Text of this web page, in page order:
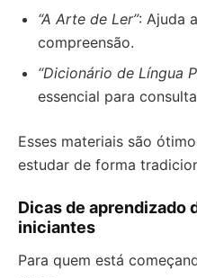
“A Arte de Ler”: Ajuda
compreensão.
“Dicionário de Língua
essencial para
Esses materiais são
estudar de forma
Dicas de aprendizado
iniciantes
Para quem está